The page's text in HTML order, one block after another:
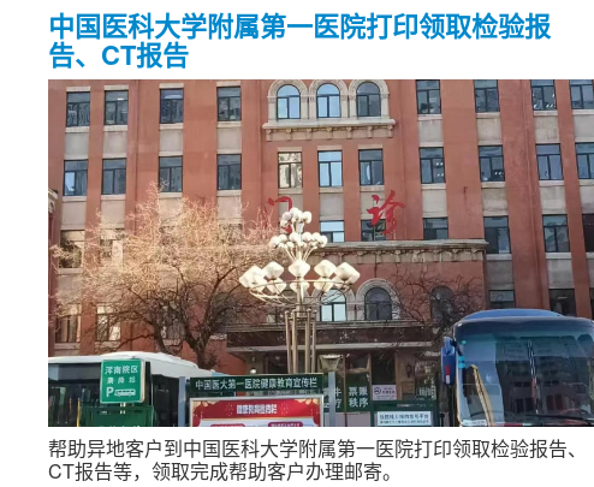
中国医科大学附属第一医院打印领取检验报
告、CT报告
帮助异地客户到中国医科大学附属第一医院打印领取检验报告、
CT报告等，领取完成帮助客户办理邮寄。